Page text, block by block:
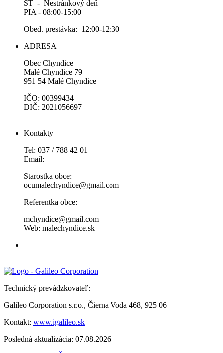
ŠT - Nestránkový deň
PIA - 08:00-15:00
Obed. prestávka: 12:00-12:30
ADRESA
Obec Chyndice
Malé Chyndice 79
951 54 Malé Chyndice
IČO: 00399434
DIČ: 2021056697
Kontakty
Tel: 037 / 788 42 01
Email:
Starostka obce:
ocumalechyndice@gmail.com
Referentka obce:
mchyndice@gmail.com
Web: malechyndice.sk
Technický prevádzkovateľ:
Galileo Corporation s.r.o., Čierna Voda 468, 925 06
Kontakt: www.igalileo.sk
Posledná aktualizácia: 07.08.2026